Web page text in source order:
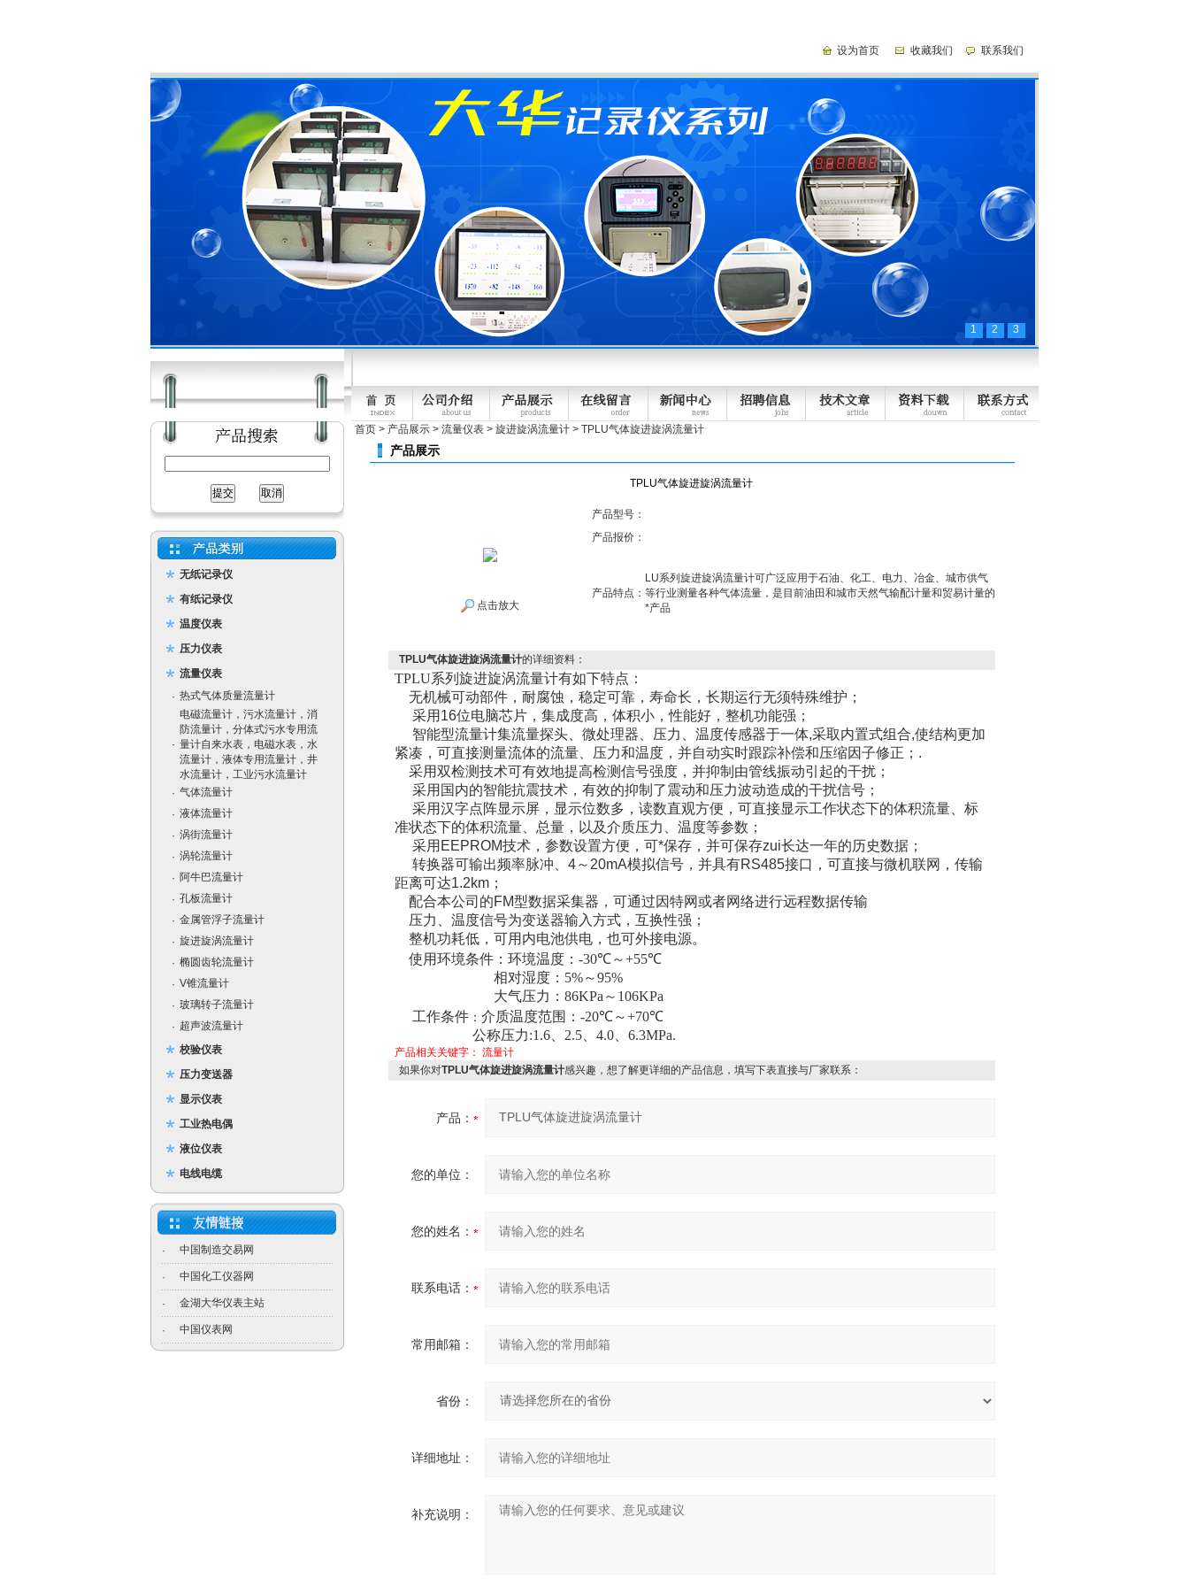
设为首页 收藏我们 联系我们
1 2 3
无纸记录仪
有纸记录仪
温度仪表
压力仪表
流量仪表
· 热式气体质量流量计
·
电磁流量计，污水流量计，消
防流量计，分体式污水专用流
量计自来水表，电磁水表，水
流量计，液体专用流量计，井
水流量计，工业污水流量计
· 气体流量计
· 液体流量计
· 涡街流量计
· 涡轮流量计
· 阿牛巴流量计
· 孔板流量计
· 金属管浮子流量计
· 旋进旋涡流量计
· 椭圆齿轮流量计
· V锥流量计
· 玻璃转子流量计
· 超声波流量计
校验仪表
压力变送器
显示仪表
工业热电偶
液位仪表
电线电缆
· 中国制造交易网
· 中国化工仪器网
· 金湖大华仪表主站
· 中国仪表网
首页 > 产品展示 > 流量仪表 > 旋进旋涡流量计 > TPLU气体旋进旋涡流量计
产品展示
TPLU气体旋进旋涡流量计
点击放大
产品型号：
产品报价：
产品特点：
LU系列旋进旋涡流量计可广泛应用于石油、化工、电力、冶金、城市供气
等行业测量各种气体流量，是目前油田和城市天然气输配计量和贸易计量的
*产品
TPLU气体旋进旋涡流量计的详细资料：
TPLU系列旋进旋涡流量计有如下特点：
无机械可动部件，耐腐蚀，稳定可靠，寿命长，长期运行无须特殊维护；
采用16位电脑芯片，集成度高，体积小，性能好，整机功能强；
智能型流量计集流量探头、微处理器、压力、温度传感器于一体,采取内置式组合,使结构更加
紧凑，可直接测量流体的流量、压力和温度，并自动实时跟踪补偿和压缩因子修正；.
采用双检测技术可有效地提高检测信号强度，并抑制由管线振动引起的干扰；
采用国内的智能抗震技术，有效的抑制了震动和压力波动造成的干扰信号；
采用汉字点阵显示屏，显示位数多，读数直观方便，可直接显示工作状态下的体积流量、标
准状态下的体积流量、总量，以及介质压力、温度等参数；
采用EEPROM技术，参数设置方便，可*保存，并可保存zui长达一年的历史数据；
转换器可输出频率脉冲、4～20mA模拟信号，并具有RS485接口，可直接与微机联网，传输
距离可达1.2km；
配合本公司的FM型数据采集器，可通过因特网或者网络进行远程数据传输
压力、温度信号为变送器输入方式，互换性强；
整机功耗低，可用内电池供电，也可外接电源。
使用环境条件： 环境温度： -30℃～+55℃
相对湿度： 5%～95%
大气压力： 86KPa ～ 106KPa
工作条件： 介质温度范围： -20℃～+70℃
公称压力:1.6、 2.5、 4.0、 6.3MPa.
产品相关关键字： 流量计
如果你对TPLU气体旋进旋涡流量计感兴趣，想了解更详细的产品信息，填写下表直接与厂家联系：
产品：
您的单位：
您的姓名：
联系电话：
常用邮箱：
省份：
详细地址：
补充说明：